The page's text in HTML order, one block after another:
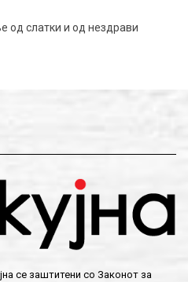
од слатки и од нездрави
се заштитени со Законот за